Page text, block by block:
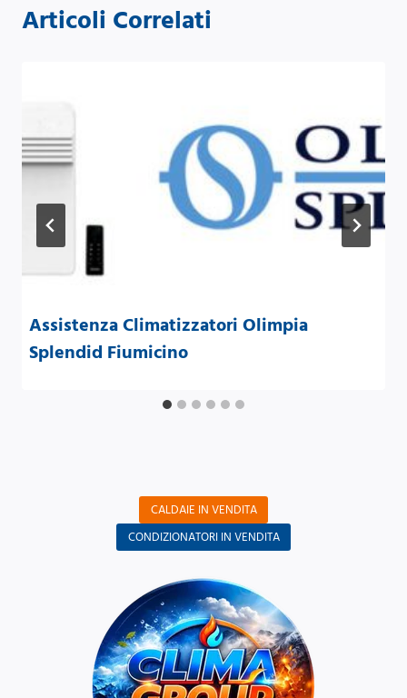
Articoli Correlati
Assistenza Climatizzatori Olimpia
Splendid Fiumicino
CALDAIE IN VENDITA
CONDIZIONATORI IN VENDITA